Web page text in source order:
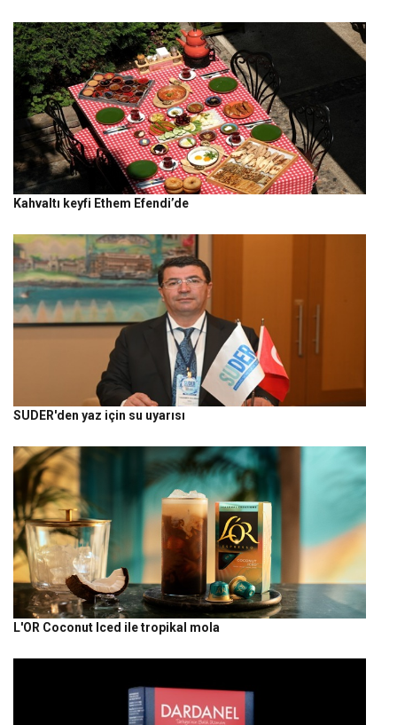
Kahvaltı keyfi Ethem Efendi’de
SUDER'den yaz için su uyarısı
L'OR Coconut Iced ile tropikal mola